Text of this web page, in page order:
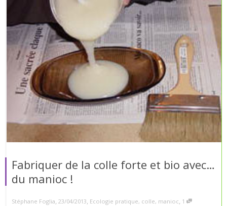
Fabriquer de la colle forte et bio avec…
du manioc !
Stéphane Foglia, 23/04/2013, Ecologie pratique, colle, manioc, 1